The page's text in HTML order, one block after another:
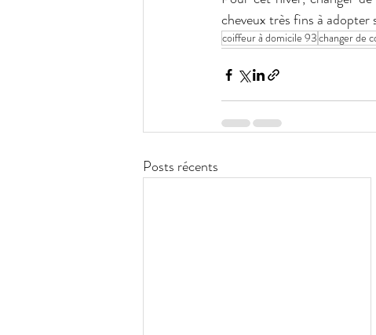
cheveux très fins à adopter
coiffeur à domicile 93changer de
Posts récents